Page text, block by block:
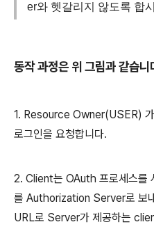
er와 헷갈리지 않도록 합
동작 과정은 위 그림과 같습니
1. Resource Owner(USER) 가
로그인을 요청합니다.
2. Client는 OAuth 프로세스를
를 Authorization Server로 보
URL로 Server가 제공하는